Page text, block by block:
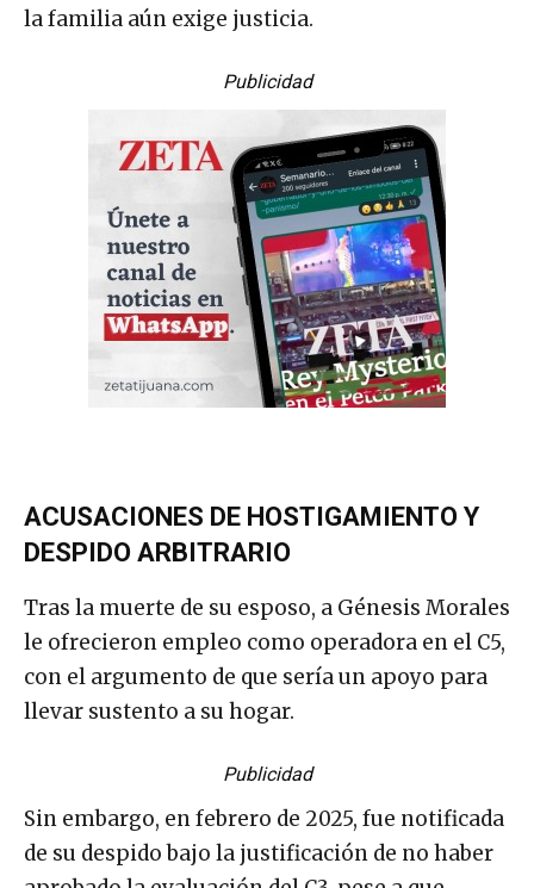
la familia aún exige justicia.
Publicidad
ACUSACIONES DE HOSTIGAMIENTO Y
DESPIDO ARBITRARIO
Tras la muerte de su esposo, a Génesis Morales
le ofrecieron empleo como operadora en el C5,
con el argumento de que sería un apoyo para
llevar sustento a su hogar.
Publicidad
Sin embargo, en febrero de 2025, fue notificada
de su despido bajo la justificación de no haber